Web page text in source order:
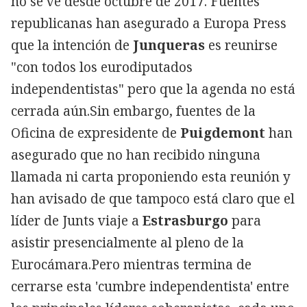
republicanas han asegurado a Europa Press
que la intención de Junqueras es reunirse
"con todos los eurodiputados
independentistas" pero que la agenda no está
cerrada aún.Sin embargo, fuentes de la
Oficina de expresidente de Puigdemont han
asegurado que no han recibido ninguna
llamada ni carta proponiendo esta reunión y
han avisado de que tampoco está claro que el
líder de Junts viaje a Estrasburgo para
asistir presencialmente al pleno de la
Eurocámara.Pero mientras termina de
cerrarse esta 'cumbre independentista' entre